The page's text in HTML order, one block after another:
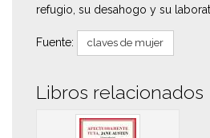
refugio, su desahogo y su
Fuente: claves de mujer
Libros relacionados